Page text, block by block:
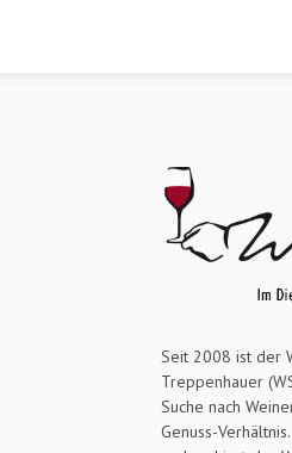
Seit 2008 ist der
Treppenhauer
Suche nach
Genuss-